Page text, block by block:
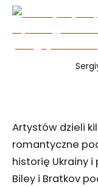
Artystów dzieli
romantyczne
historię Ukrainy
Biley i Bratkov